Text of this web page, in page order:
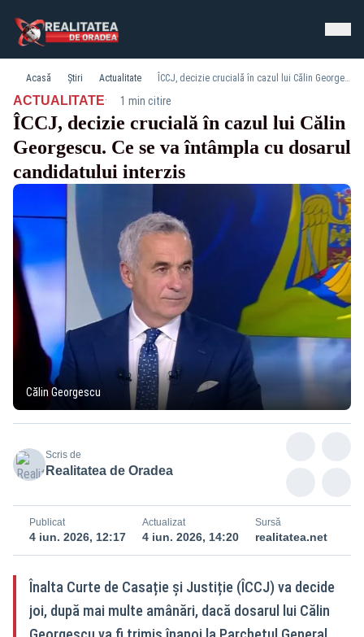
Acasă Știri Actualitate ÎCCJ, decizie crucială în cazul lui Călin Georgescu. Ce se va întâmpla cu dosarul candidatului interzis
ACTUALITATE· 1 min citire
ÎCCJ, decizie crucială în cazul lui Călin
Georgescu. Ce se va întâmpla cu dosarul
candidatului interzis
Călin Georgescu
Scris de
Realitatea de Oradea
Publicat
4 iun. 2026, 12:17
Actualizat
4 iun. 2026, 14:20
Sursă
realitatea.net
Înalta Curte de Casație și Justiție (ÎCCJ) va decide
joi, după mai multe amânări, dacă dosarul lui Călin